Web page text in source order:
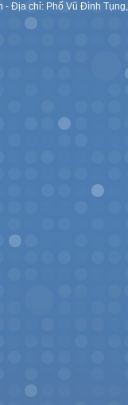
Địa chỉ: Phố Vũ Đình